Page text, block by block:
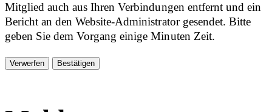
Mitglied auch aus Ihren Verbindungen entfernt und ein
Bericht an den Website-Administrator gesendet. Bitte
geben Sie dem Vorgang einige Minuten Zeit.
Bestätigen